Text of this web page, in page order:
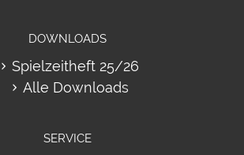
DOWNLOADS
Spielzeitheft 25/26
Alle Downloads
SERVICE